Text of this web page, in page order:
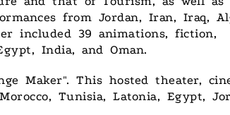
from Jordan, Iran, Iraq,
included 39 animations, fiction,
India, and Oman.
Maker". This hosted theater,
Tunisia, Latonia, Egypt,